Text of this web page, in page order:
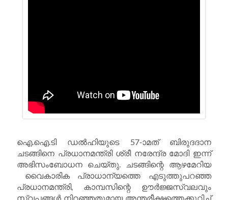
ഐ.ഐ.ടി ഡൽഹിയുടെ 57-ാമത് ബിരുദദാന
ചടങ്ങിനെ പ്രധാനമന്ത്രി ശ്രീ നരേന്ദ്ര മോദി ഇന്ന്
അഭിസംബോധന ചെയ്തു. ചടങ്ങിന്റെ ആഴമേറിയ
വൈകാരിക പ്രാധാന്യത്തെ എടുത്തുപറഞ്ഞ
പ്രധാനമന്ത്രി, കാമ്പസിന്റെ ഊർജ്ജസ്വലവും
സ്വപ്നങ്ങൾ നിറഞ്ഞതുമായ അന്തരീക്ഷത്തെക്കുറിച്ച്